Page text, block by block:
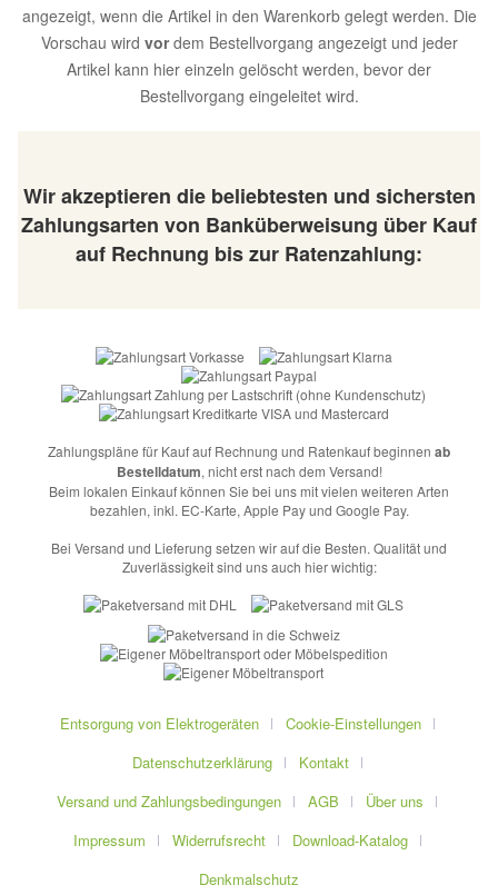
angezeigt, wenn die Artikel in den Warenkorb gelegt werden. Die
Vorschau wird vordem Bestellvorgang angezeigt und jeder
Artikel kann hier einzeln gelöscht werden, bevor der
Bestellvorgang eingeleitet wird.
Wir akzeptieren die beliebtesten und sichersten
Zahlungsarten von Banküberweisung über Kauf
auf Rechnung bis zur Ratenzahlung:
Zahlungspläne für Kauf auf Rechnung und Ratenkauf beginnen ab
Bestelldatum, nicht erst nach dem Versand!
Beim lokalen Einkauf können Sie bei uns mit vielen weiteren Arten
bezahlen, inkl. EC-Karte, Apple Pay und Google Pay.
Bei Versand und Lieferung setzen wir auf die Besten. Qualität und
Zuverlässigkeit sind uns auch hier wichtig:
Entsorgung von Elektrogeräten
Cookie-Einstellungen
Datenschutzerklärung
Kontakt
Versand und Zahlungsbedingungen
AGB
Über uns
Impressum
Widerrufsrecht
Download-Katalog
Denkmalschutz